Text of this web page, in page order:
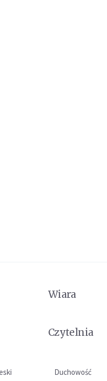
Wiara
Czytelnia
Duchowość